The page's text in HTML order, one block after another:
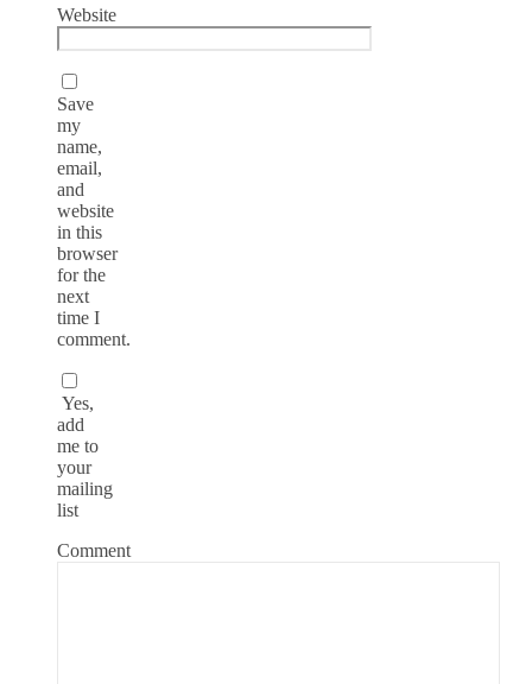
Website
Save
my
name,
email,
and
website
in this
browser
for the
next
time I
comment.
Yes,
add
me to
your
mailing
list
Comment